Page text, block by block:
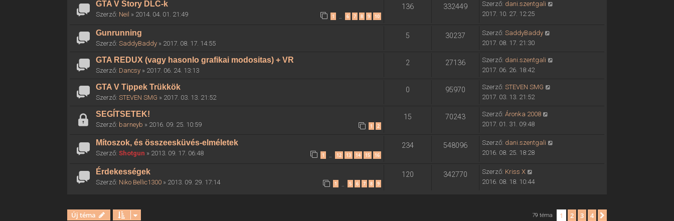
GTA V Story DLC-k
Szerző: Neil » 2014. 04. 01. 21:49 1 … 6 7 8 9 10
136 332449 Szerző: dani.szentgali
2017. 10. 27. 12:25
Gunrunning
Szerző:SaddyBaddy » 2017. 08. 17. 14:55
5 30237 Szerző: SaddyBaddy
2017. 08. 17. 21:30
GTA REDUX (vagy hasonlo grafikai modositas) + VR
Szerző: Dancsy » 2017. 06. 24. 13:13
2 27136 Szerző: dani.szentgali
2017. 06. 26. 18:42
GTA V Tippek Trükkök
Szerző:STEVEN SMG » 2017. 03. 13. 21:52
0 95970 Szerző: STEVEN SMG
2017. 03. 13. 21:52
SEGÍTSETEK!
Szerző: barneyb » 2016. 09. 25. 10:59 1 2
15 70243 Szerző: Áronka 2008
2017. 01. 31. 09:48
Mítoszok, és összeesküvés-elméletek
Szerző:Shotgun » 2013. 09. 17. 06:48 1 … 12 13 14 15 16
234 548096 Szerző: dani.szentgali
2016. 08. 25. 18:28
Érdekességek
Szerző: Niko Bellic1300 » 2013. 09. 29. 17:14 1 5 6 7 8 9
120 342770 Szerző: Kriss X
2016. 08. 18. 10:44
Új téma 79 téma 1 2 3 4